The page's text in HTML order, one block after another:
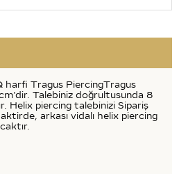
harfi Tragus PiercingTragus
Talebiniz doğrultusunda 8
Helix piercing talebinizi Sipariş
arkası vidalı helix piercing